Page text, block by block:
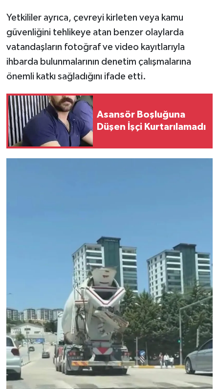
Yetkililer ayrıca, çevreyi kirleten veya kamu
güvenliğini tehlikeye atan benzer olaylarda
vatandaşların fotoğraf ve video kayıtlarıyla
ihbarda bulunmalarının denetim çalışmalarına
önemli katkı sağladığını ifade etti.
Asansör Boşluğuna
Düşen İşçi Kurtarılamadı